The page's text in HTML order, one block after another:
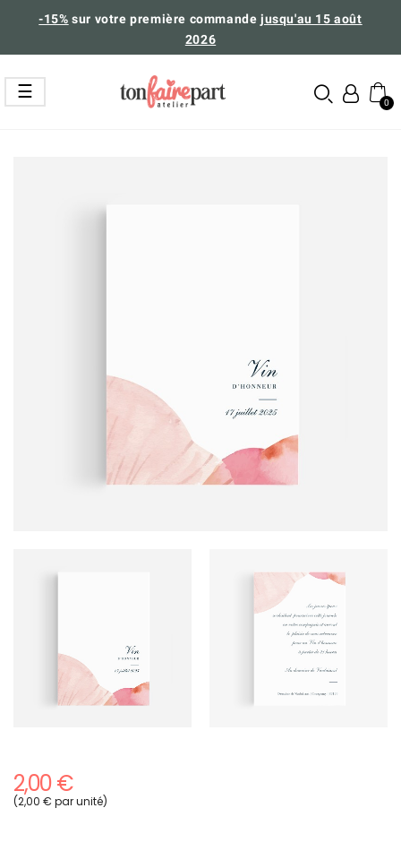
-15% sur votre première commandejusqu'au 15 août
2026
Basculer
la
navigation
☰
2,00 €
(2,00 € par unité)